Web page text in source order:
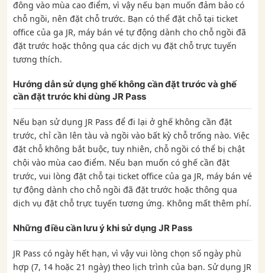
đông vào mùa cao điểm, vì vậy nếu bạn muốn đảm bảo có
chỗ ngồi, nên đặt chỗ trước. Bạn có thể đặt chỗ tại ticket
office của ga JR, máy bán vé tự động dành cho chỗ ngồi đã
đặt trước hoặc thông qua các dịch vụ đặt chỗ trực tuyến
tương thích.
Hướng dẫn sử dụng ghế không cần đặt trước và ghế
cần đặt trước khi dùng JR Pass
Nếu bạn sử dụng JR Pass để đi lại ở ghế không cần đặt
trước, chỉ cần lên tàu và ngồi vào bất kỳ chỗ trống nào. Việc
đặt chỗ không bắt buộc, tuy nhiên, chỗ ngồi có thể bị chật
chội vào mùa cao điểm. Nếu bạn muốn có ghế cần đặt
trước, vui lòng đặt chỗ tại ticket office của ga JR, máy bán vé
tự động dành cho chỗ ngồi đã đặt trước hoặc thông qua
dịch vụ đặt chỗ trực tuyến tương ứng. Không mất thêm phí.
Những điều cần lưu ý khi sử dụng JR Pass
JR Pass có ngày hết hạn, vì vậy vui lòng chọn số ngày phù
hợp (7, 14 hoặc 21 ngày) theo lịch trình của bạn. Sử dụng JR